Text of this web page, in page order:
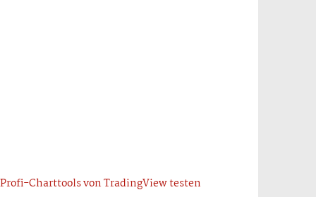
Profi-Charttools von TradingView testen